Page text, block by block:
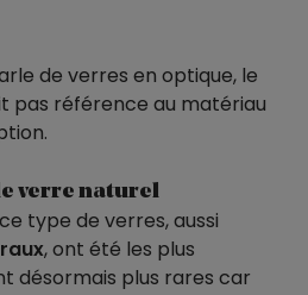
de verres en optique, le
pas référence au matériau
verre naturel
type de verres, aussi
, ont été les plus
désormais plus rares car